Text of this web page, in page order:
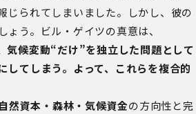
じられてしまいました。しかし、彼の
う。ビル・ゲイツの真意は、
気候変動“だけ”を独立した問題として
てしまう。よって、これらを複合的
然資本・森林・気候資金の方向性と完